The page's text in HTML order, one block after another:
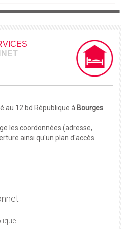
au 12 bd République à Bourges
les coordonnées (adresse,
ainsi qu'un plan d'accès